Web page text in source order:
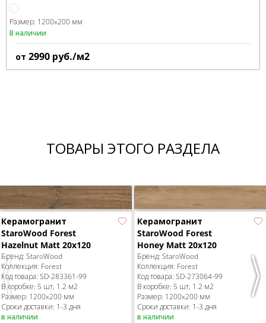
Размер: 1200x200 мм
В наличии
от 2990 руб./м2
ТОВАРЫ ЭТОГО РАЗДЕЛА
Previous
Керамогранит
StaroWood Forest
Hazelnut Matt 20x120
Бренд: StaroWood
Коллекция: Forest
Код товара: SD-283361-99
В коробке: 5 шт, 1.2 м2
Размер: 1200x200 мм
Сроки доставки: 1-3 дня
в наличии
Керамогранит
StaroWood Forest
Honey Matt 20x120
Бренд: StaroWood
Коллекция: Forest
Код товара: SD-273064-99
В коробке: 5 шт, 1.2 м2
Размер: 1200x200 мм
Сроки доставки: 1-3 дня
в наличии